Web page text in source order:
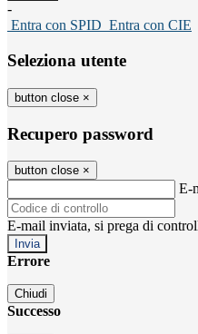
-
Entra con SPID Entra con CIE
Seleziona utente
button close ×
Recupero password
button close ×
E-
E-mail inviata, si prega di
Errore
Chiudi
Successo